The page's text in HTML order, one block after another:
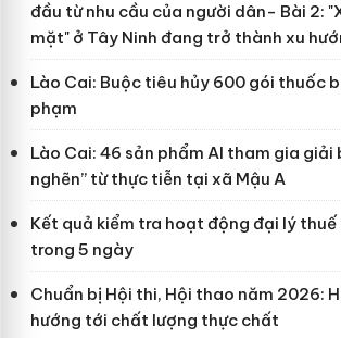
đầu từ nhu cầu của người dân- Bài 2:
mặt" ở Tây Ninh đang trở thành xu
Lào Cai: Buộc tiêu hủy 600 gói thuốc
phạm
Lào Cai: 46 sản phẩm AI tham gia giải
nghẽn” từ thực tiễn tại xã Mậu A
Kết quả kiểm tra hoạt động đại lý
trong 5 ngày
Chuẩn bị Hội thi, Hội thao năm 2026:
hướng tới chất lượng thực chất